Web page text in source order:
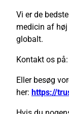
Vi er de
medicin af høj
globalt.
Kontakt os på:
Eller besøg
her: https://